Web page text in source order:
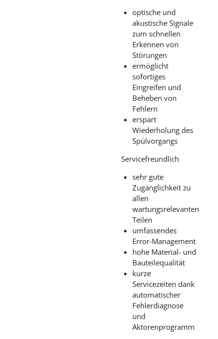
optische und
akustische Signale
zum schnellen
Erkennen von
Störungen
ermöglicht
sofortiges
Eingreifen und
Beheben von
Fehlern
erspart
Wiederholung des
Spülvorgangs
Servicefreundlich
sehr gute
Zugänglichkeit zu
allen
wartungsrelevanten
Teilen
umfassendes
Error-Management
hohe Material- und
Bauteilequalität
kurze
Servicezeiten dank
automatischer
Fehlerdiagnose
und
Aktorenprogramm